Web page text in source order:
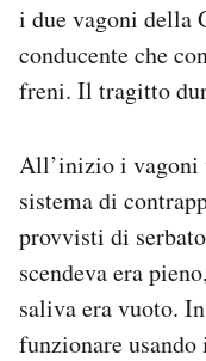
i due vagoni della
conducente che
freni. Il tragitto
All’inizio i vagoni
sistema di
provvisti di
scendeva era
saliva era vuoto.
funzionare